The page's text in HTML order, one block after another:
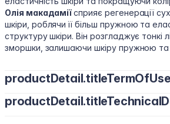
Олія макадаміїсприяє регенерації
шкіри, роблячи її більш пружною та
структуру шкіри. Він розгладжує тонкі
зморшки, залишаючи шкіру пружною та
productDetail.titleTermOfUse
Нанести невелику кількість засобу на